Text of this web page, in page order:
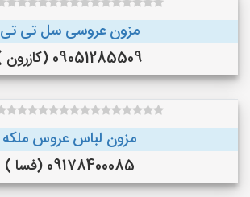
مزون عروسی سل تی تی
09051285509 (کازرون )
مزون لباس عروس ملکه
09178400085 (فسا )